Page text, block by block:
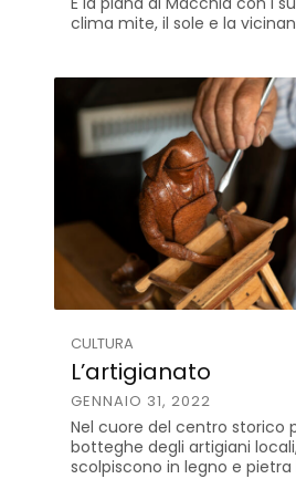
clima mite, il sole e la
CULTURA
L’artigianato
GENNAIO 31, 2022
Nel cuore del centro storico
botteghe degli artigiani
scolpiscono in legno e pietra